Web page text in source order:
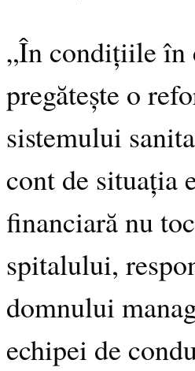
„În condițiile în
pregătește o
sistemului
cont de situația
financiară nu
spitalului,
domnului
echipei de